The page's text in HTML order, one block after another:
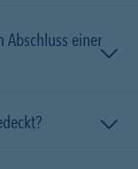
Abschluss einer